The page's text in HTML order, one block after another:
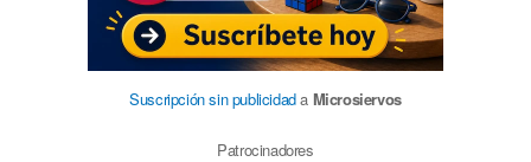
Suscripción sin publicidada Microsiervos
Patrocinadores